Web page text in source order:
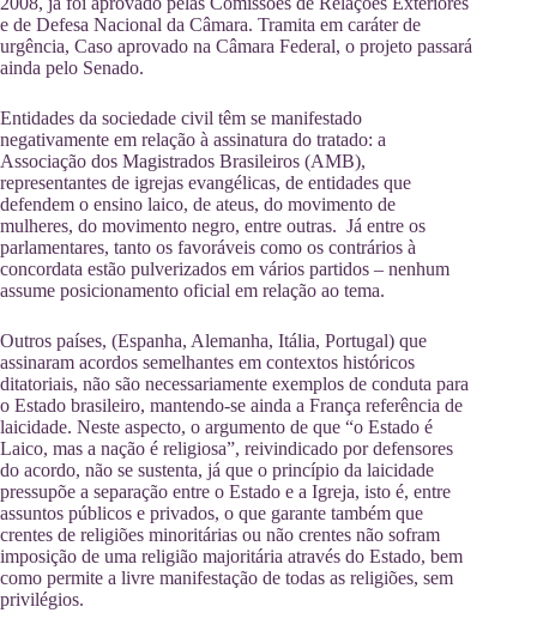
e de Defesa Nacional da Câmara. Tramita em caráter de
urgência, Caso aprovado na Câmara Federal, o projeto passará
ainda pelo Senado.
Entidades da sociedade civil têm se manifestado
negativamente em relação à assinatura do tratado: a
Associação dos Magistrados Brasileiros (AMB),
representantes de igrejas evangélicas, de entidades que
defendem o ensino laico, de ateus, do movimento de
mulheres, do movimento negro, entre outras. Já entre os
parlamentares, tanto os favoráveis como os contrários à
concordata estão pulverizados em vários partidos – nenhum
assume posicionamento oficial em relação ao tema.
Outros países, (Espanha, Alemanha, Itália, Portugal) que
assinaram acordos semelhantes em contextos históricos
ditatoriais, não são necessariamente exemplos de conduta para
o Estado brasileiro, mantendo-se ainda a França referência de
laicidade. Neste aspecto, o argumento de que “o Estado é
Laico, mas a nação é religiosa”, reivindicado por defensores
do acordo, não se sustenta, já que o princípio da laicidade
pressupõe a separação entre o Estado e a Igreja, isto é, entre
assuntos públicos e privados, o que garante também que
crentes de religiões minoritárias ou não crentes não sofram
imposição de uma religião majoritária através do Estado, bem
como permite a livre manifestação de todas as religiões, sem
privilégios.